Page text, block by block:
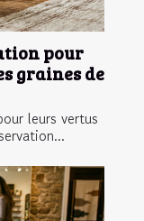
pour
graines de
leurs vertus